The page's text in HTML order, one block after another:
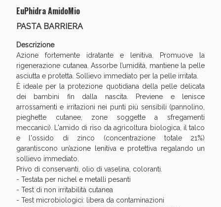
EuPhidra AmidoMio
PASTA BARRIERA
Descrizione
Azione fortemente idratante e lenitiva. Promuove la
rigenerazione cutanea. Assorbe l’umidità, mantiene la pelle
asciutta e protetta. Sollievo immediato per la pelle irritata.
È ideale per la protezione quotidiana della pelle delicata
dei bambini fin dalla nascita. Previene e lenisce
arrossamenti e irritazioni nei punti più sensibili (pannolino,
pieghette cutanee, zone soggette a sfregamenti
meccanici). L'amido di riso da agricoltura biologica, il talco
e l'ossido di zinco (concentrazione totale 21%)
garantiscono un’azione lenitiva e protettiva regalando un
sollievo immediato.
Privo di conservanti, olio di vaselina, coloranti.
- Testata per nichel e metalli pesanti
- Test di non irritabilità cutanea
- Test microbiologici: libera da contaminazioni
Scopri le offerte di Oggi